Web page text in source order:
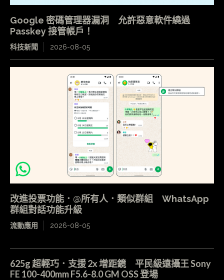
Google 密碼管理器漏洞 允許惡意軟件繞過
Passkey 接管帳戶！
科技新聞 2026-08-05
改進投票功能．@所有人．類似群組 WhatsApp
群組對話功能升級
流動應用 2026-08-05
625g 超輕巧．支援 2x 增距鏡 平民級遠攝王 Sony
FE 100-400mm F5.6-8.0 GM OSS 登場